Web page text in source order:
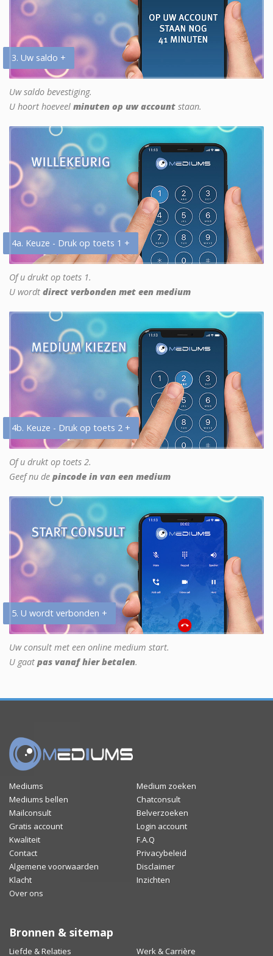
3. Uw saldo +
Uw saldo bevestiging.
U hoort hoeveel minuten op uw account staan.
4a. Keuze - Druk op toets 1 +
Of u drukt op toets 1.
U wordt direct verbonden met een medium
4b. Keuze - Druk op toets 2 +
Of u drukt op toets 2.
Geef nu de pincode in van een medium
5. U wordt verbonden +
Uw consult met een online medium start.
U gaat pas vanaf hier betalen.
Mediums
Medium zoeken
Mediums bellen
Chatconsult
Mailconsult
Belverzoeken
Gratis account
Login account
Kwaliteit
F.A.Q
Contact
Privacybeleid
Algemene voorwaarden
Disclaimer
Klacht
Inzichten
Over ons
Bronnen & sitemap
Liefde & Relaties Werk & Carrière